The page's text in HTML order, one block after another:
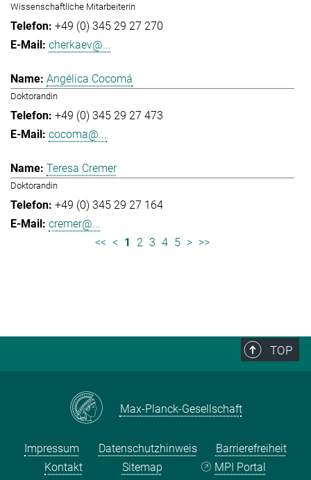
Wissenschaftliche Mitarbeiterin
+49 (0) 345 29 27 270
cherkaev@...
Angélica Cocomá
Doktorandin
+49 (0) 345 29 27 473
cocoma@...
Teresa Cremer
Doktorandin
+49 (0) 345 29 27 164
cremer@...
<< < 1 2 3 4 5 > >>
TOP
Max-Planck-Gesellschaft
Impressum Datenschutzhinweis
Barrierefreiheit
Kontakt
Sitemap MPI Portal